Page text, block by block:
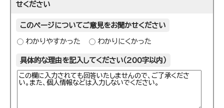
せください
このページについてご意見をお聞かせください
わかりやすかった わかりにくかった
具体的な理由を記入してください（200字以内）